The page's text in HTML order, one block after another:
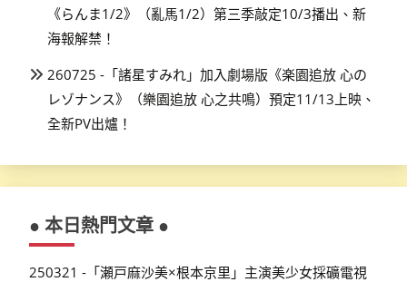
《らんま1/2》（亂馬1/2）第三季敲定10/3播出、新
海報解禁！
260725 -「諸星すみれ」加入劇場版《楽園追放 心の
レゾナンス》（樂園追放 心之共鳴）預定11/13上映、
全新PV出爐！
● 本日熱門文章 ●
250321 -「瀬戸麻沙美×根本京里」主演美少女採礦電視